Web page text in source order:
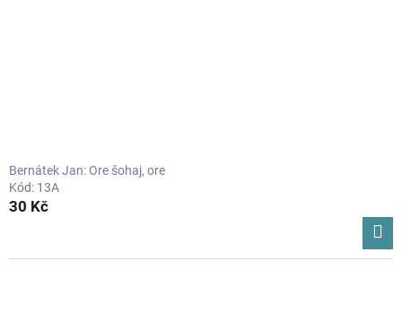
Bernátek Jan: Ore šohaj, ore
Kód: 13A
30 Kč